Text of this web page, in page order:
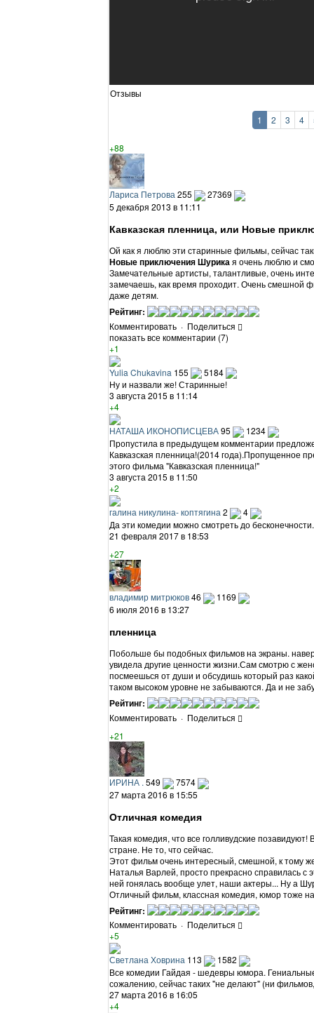
Отзывы
1 2 3 4
+88
Лариса Петрова 255
27369
5 декабря 2013 в 11:11
Кавказская пленница, или Новые
Ой как я люблю эти старинные фильмы, сейчас
Новые приключения Шурикая очень люблю и
Замечательные артисты, талантливые, очень
замечаешь, как время проходит. Очень смешной
даже детям.
Рейтинг:
Комментировать · Поделиться
показать все комментарии (7)
+1
Yulia Chukavina 155
5184
Ну и назвали же! Старинные!
3 августа 2015 в 11:14
+4
НАТАША ИКОНОПИСЦЕВА95
1234
Пропустила в предыдущем комментарии
Кавказская пленница!(2014 года).Пропущенное
этого фильма "Кавказская пленница!"
3 августа 2015 в 11:50
+2
галина никулина- коптягина 2
4
Да эти комедии можно смотреть до бесконечности.
21 февраля 2017 в 18:53
+27
владимир митрюков46
1169
6 июля 2016 в 13:27
пленница
Побольше бы подобных фильмов на экраны.
увидела другие ценности жизни.Сам смотрю с
посмеешься от души и обсудишь который раз
таком высоком уровне не забываются. Да и не
Рейтинг:
Комментировать · Поделиться
+21
ИРИНА . 549
7574
27 марта 2016 в 15:55
Отличная комедия
Такая комедия, что все голливудские
стране. Не то, что сейчас.
Этот фильм очень интересный, смешной, к тому
Наталья Варлей, просто прекрасно справилась
ней гонялась вообще улет, наши актеры... Ну а
Отличный фильм, классная комедия, юмор тоже
Рейтинг:
Комментировать · Поделиться
+5
Светлана Ховрина 113
1582
Все комедии Гайдая - шедевры юмора.
сожалению, сейчас таких "не делают" (ни
27 марта 2016 в 16:05
+4